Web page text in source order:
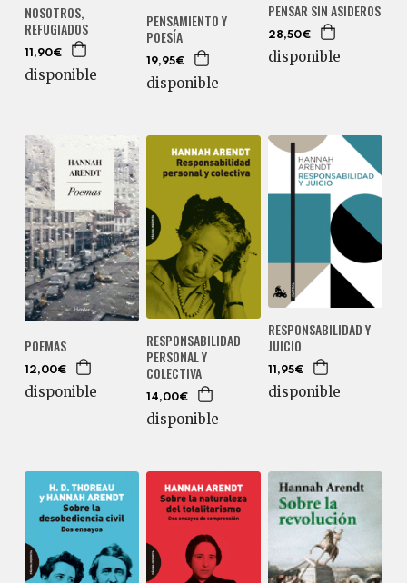
NOSOTROS,
REFUGIADOS
11,90€
disponible
PENSAMIENTO Y
POESÍA
19,95€
disponible
PENSAR SIN ASIDEROS
28,50€
disponible
POEMAS
12,00€
disponible
RESPONSABILIDAD
PERSONAL Y
COLECTIVA
14,00€
disponible
RESPONSABILIDAD Y
JUICIO
11,95€
disponible